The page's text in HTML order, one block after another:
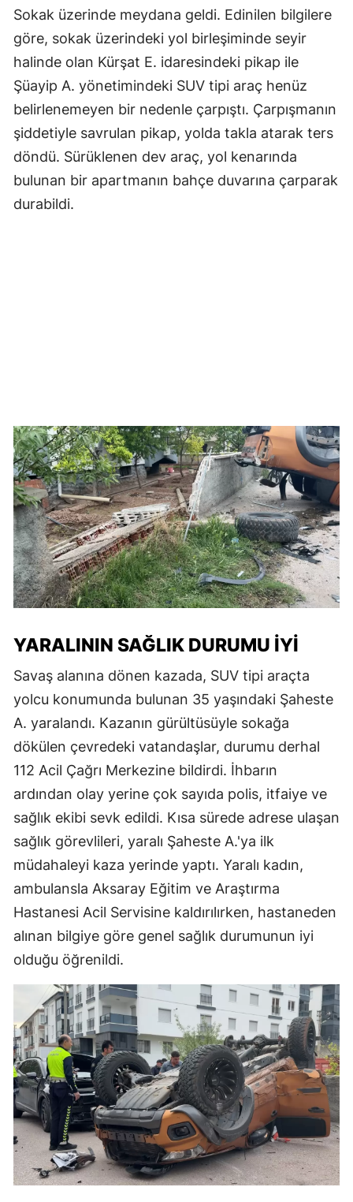
Sokak üzerinde meydana geldi. Edinilen bilgilere
göre, sokak üzerindeki yol birleşiminde seyir
halinde olan Kürşat E. idaresindeki pikap ile
Şüayip A. yönetimindeki SUV tipi araç henüz
belirlenemeyen bir nedenle çarpıştı. Çarpışmanın
şiddetiyle savrulan pikap, yolda takla atarak ters
döndü. Sürüklenen dev araç, yol kenarında
bulunan bir apartmanın bahçe duvarına çarparak
durabildi.
YARALININ SAĞLIK DURUMU IYI
Savaş alanına dönen kazada, SUV tipi araçta
yolcu konumunda bulunan 35 yaşındaki Şaheste
A. yaralandı. Kazanın gürültüsüyle sokağa
dökülen çevredeki vatandaşlar, durumu derhal
112 Acil Çağrı Merkezine bildirdi. İhbarın
ardından olay yerine çok sayıda polis, itfaiye ve
sağlık ekibi sevk edildi. Kısa sürede adrese ulaşan
sağlık görevlileri, yaralı Şaheste A.'ya ilk
müdahaleyi kaza yerinde yaptı. Yaralı kadın,
ambulansla Aksaray Eğitim ve Araştırma
Hastanesi Acil Servisine kaldırılırken, hastaneden
alınan bilgiye göre genel sağlık durumunun iyi
olduğu öğrenildi.